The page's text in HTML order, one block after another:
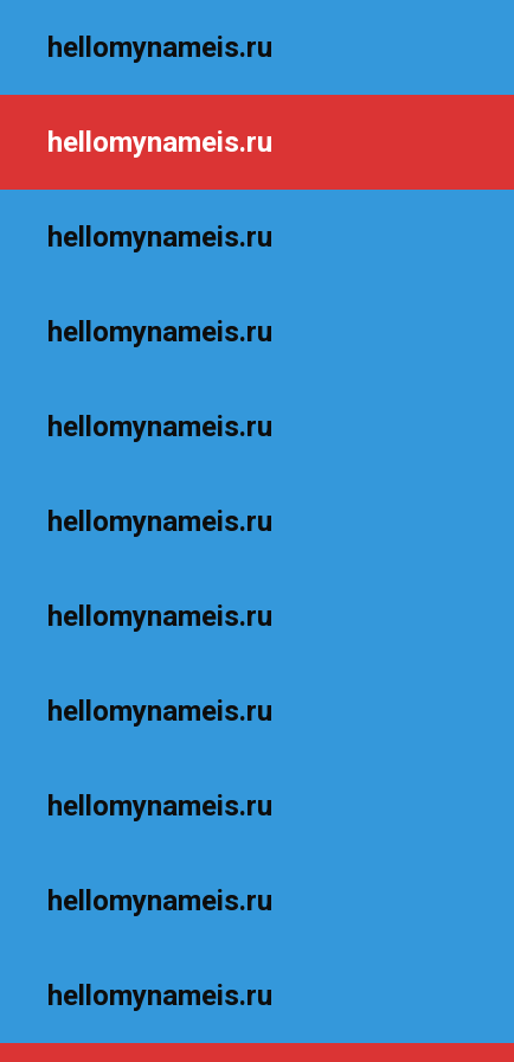
hellomynameis.ru
hellomynameis.ru
hellomynameis.ru
hellomynameis.ru
hellomynameis.ru
hellomynameis.ru
hellomynameis.ru
hellomynameis.ru
hellomynameis.ru
hellomynameis.ru
hellomynameis.ru